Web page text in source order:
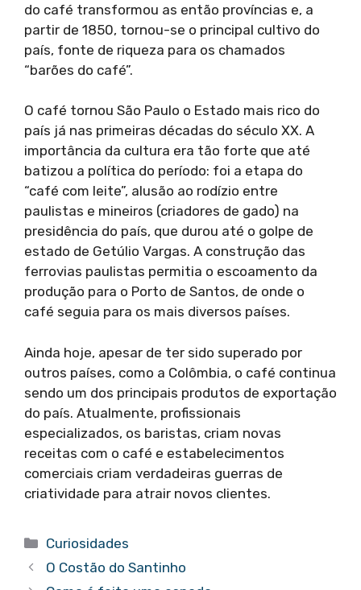
do café transformou as então províncias e, a
partir de 1850, tornou-se o principal cultivo do
país, fonte de riqueza para os chamados
“barões do café”.
O café tornou São Paulo o Estado mais rico do
país já nas primeiras décadas do século XX. A
importância da cultura era tão forte que até
batizou a política do período: foi a etapa do
“café com leite”, alusão ao rodízio entre
paulistas e mineiros (criadores de gado) na
presidência do país, que durou até o golpe de
estado de Getúlio Vargas. A construção das
ferrovias paulistas permitia o escoamento da
produção para o Porto de Santos, de onde o
café seguia para os mais diversos países.
Ainda hoje, apesar de ter sido superado por
outros países, como a Colômbia, o café continua
sendo um dos principais produtos de exportação
do país. Atualmente, profissionais
especializados, os baristas, criam novas
receitas com o café e estabelecimentos
comerciais criam verdadeiras guerras de
criatividade para atrair novos clientes.
Categorias
Curiosidades
O Costão do Santinho